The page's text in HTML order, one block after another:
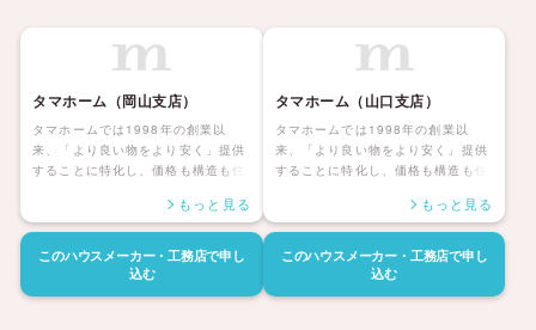
フ、ハッピーホーム」を展開してい
フ、ハッピーホーム」を展開してい
タマホーム（岡山支店）
タマホームでは1998年の創業以
来、「より良い物をより安く」提供
することに特化し、価格も構造も住
る「大安心の家シリーズ」を展開し
ています。災害にも強く家族みんな
が健康で安心して暮らせる家、アフ
ターサポートも自社社員にて対応し
もっと見る
このハウスメーカー・工務店で申し
込む
タマホーム（山口支店）
タマホームでは1998年の創業以
来、「より良い物をより安く」提供
することに特化し、価格も構造も住
る「大安心の家シリーズ」を展開し
ています。災害にも強く家族みんな
が健康で安心して暮らせる家、アフ
ターサポートも自社社員にて対応し
もっと見る
このハウスメーカー・工務店で申し
込む